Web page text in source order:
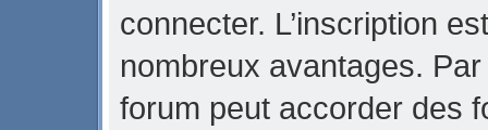
connecter. L’inscription
nombreux avantages.
forum peut accorder des